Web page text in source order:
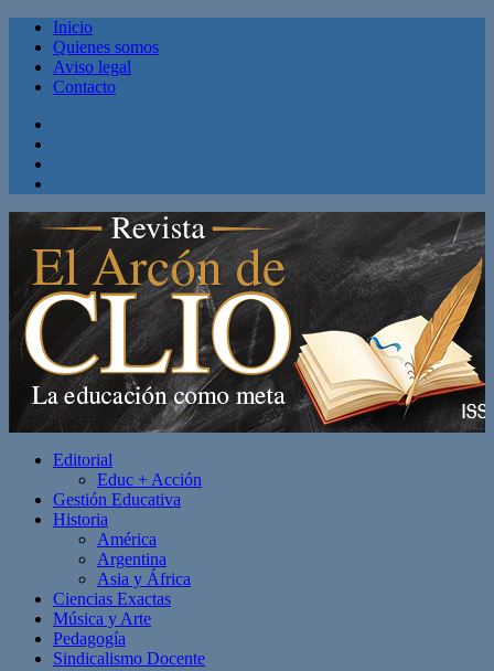
Inicio
Quienes somos
Aviso legal
Contacto
Editorial
Educ + Acción
Gestión Educativa
Historia
América
Argentina
Asia y África
Ciencias Exactas
Música y Arte
Pedagogía
Sindicalismo Docente